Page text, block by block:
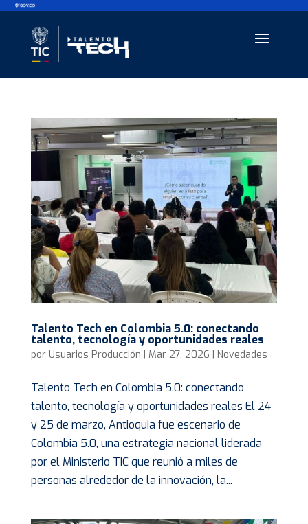
Talento Tech en Colombia 5.0: conectando
talento, tecnología y oportunidades reales
por Usuarios Producción | Mar 27, 2026 | Novedades
Talento Tech en Colombia 5.0: conectando
talento, tecnología y oportunidades reales El 24
y 25 de marzo, Antioquia fue escenario de
Colombia 5.0, una estrategia nacional liderada
por el Ministerio TIC que reunió a miles de
personas alrededor de la innovación, la...